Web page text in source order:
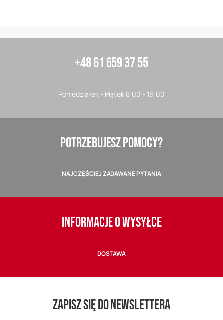
+48 61 659 37 55
Poniedziałek - Piątek 8:00 - 16:00
POTRZEBUJESZ POMOCY?
NAJCZĘŚCIEJ ZADAWANE PYTANIA
INFORMACJE O WYSYŁCE
DOSTAWA
ZAPISZ SIĘ DO NEWSLETTERA